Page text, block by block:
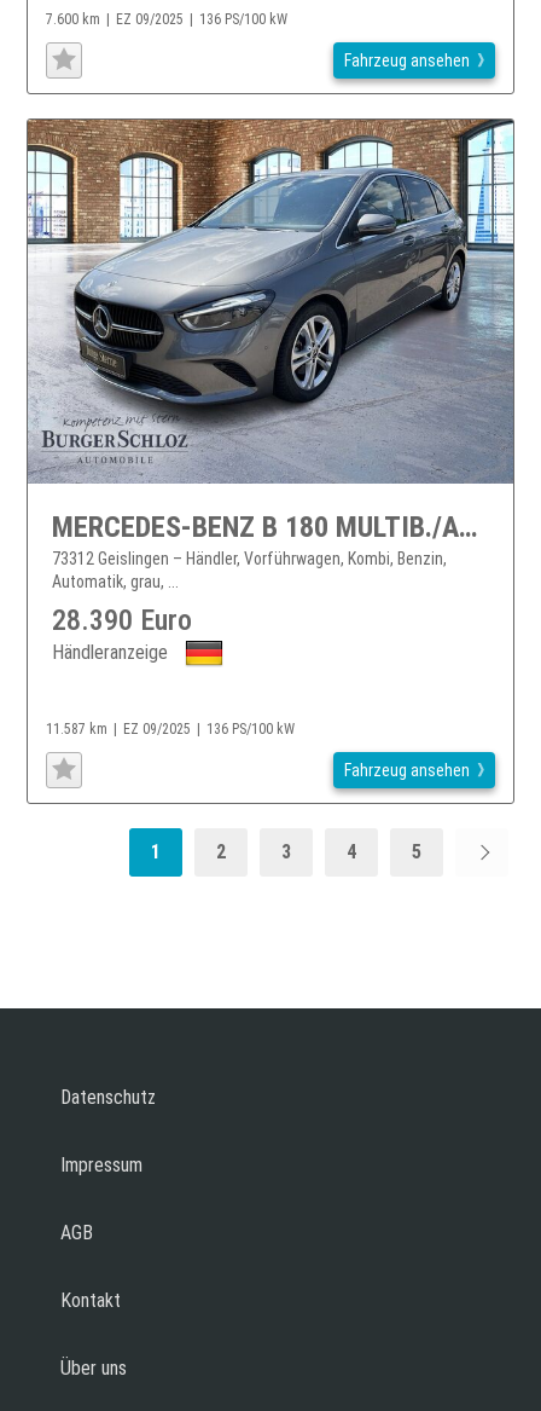
7.600 km EZ 09/2025 136 PS/100 kW
Fahrzeug ansehen
MERCEDES-BENZ B 180 MULTIB./AHK/WINTERP./KAMERA/
73312 Geislingen – Händler, Vorführwagen, Kombi, Benzin,
Automatik, grau, ...
28.390 Euro
Händleranzeige
11.587 km EZ 09/2025 136 PS/100 kW
Fahrzeug ansehen
1 2 3 4 5
Datenschutz
Impressum
AGB
Kontakt
Über uns